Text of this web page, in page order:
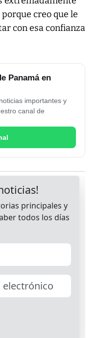
creo que le
con esa confianza
Panamá en
importantes y
canal de